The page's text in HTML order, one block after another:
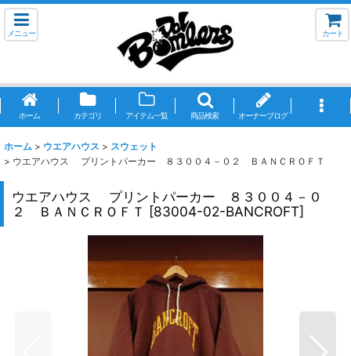
メニュー カート
ホーム カテゴリ アイテム一覧 商品検索 オーナーブログ
ホーム > ウエアハウス > スウェット
> ウエアハウス プリントパーカー ８３００４－０２ ＢＡＮＣＲＯＦＴ
ウエアハウス プリントパーカー ８３００４－０
２ ＢＡＮＣＲＯＦＴ [83004-02-BANCROFT]